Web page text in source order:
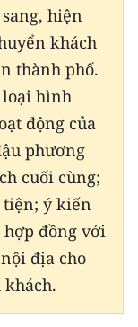
hiện
khách
thành phố.
loại hình
động của
phương
cuối cùng;
ý kiến
hợp đồng với
địa cho